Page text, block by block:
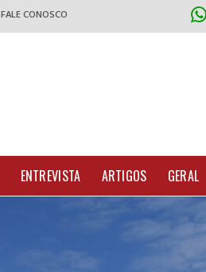
FALE CONOSCO
ENTREVISTA ARTIGOS GERAL